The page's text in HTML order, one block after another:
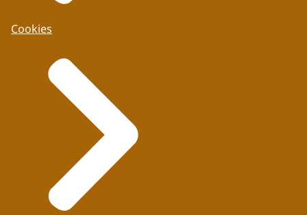
Cookies